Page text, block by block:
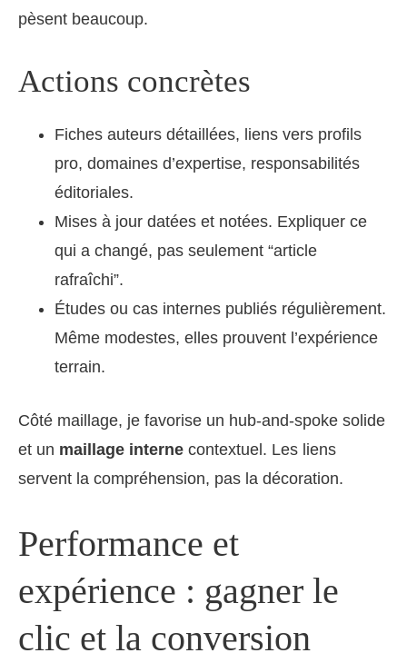
pèsent beaucoup.
Actions concrètes
Fiches auteurs détaillées, liens vers profils
pro, domaines d’expertise, responsabilités
éditoriales.
Mises à jour datées et notées. Expliquer ce
qui a changé, pas seulement “article
rafraîchi”.
Études ou cas internes publiés régulièrement.
Même modestes, elles prouvent l’expérience
terrain.
Côté maillage, je favorise un hub-and-spoke solide
et un maillage interne contextuel. Les liens
servent la compréhension, pas la décoration.
Performance et
expérience : gagner le
clic et la conversion